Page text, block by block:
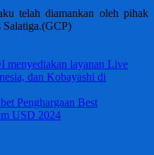
telah diamankan oleh pihak
layanan Live
dan Kobayashi di
Penghargaan Best
USD 2024